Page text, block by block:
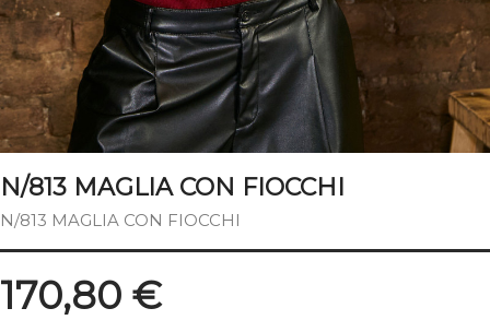
N/813 MAGLIA CON FIOCCHI
N/813 MAGLIA CON FIOCCHI
170,80 €